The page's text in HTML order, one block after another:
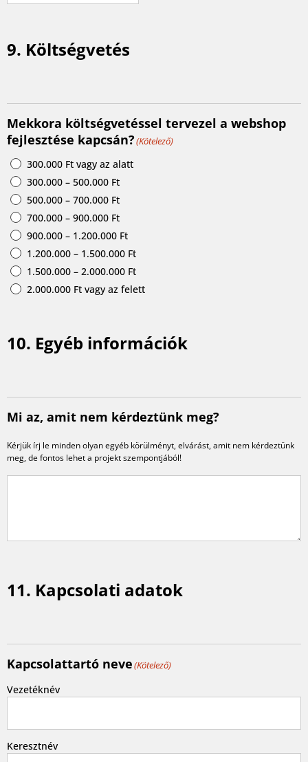
9. Költségvetés
Mekkora költségvetéssel tervezel a webshop
fejlesztése kapcsán?(Kötelező)
300.000 Ft vagy az alatt
300.000 – 500.000 Ft
500.000 – 700.000 Ft
700.000 – 900.000 Ft
900.000 – 1.200.000 Ft
1.200.000 – 1.500.000 Ft
1.500.000 – 2.000.000 Ft
2.000.000 Ft vagy az felett
10. Egyéb információk
Mi az, amit nem kérdeztünk meg?
Kérjük írj le minden olyan egyéb körülményt, elvárást, amit nem kérdeztünk
meg, de fontos lehet a projekt szempontjából!
11. Kapcsolati adatok
Kapcsolattartó neve(Kötelező)
Vezetéknév
Keresztnév